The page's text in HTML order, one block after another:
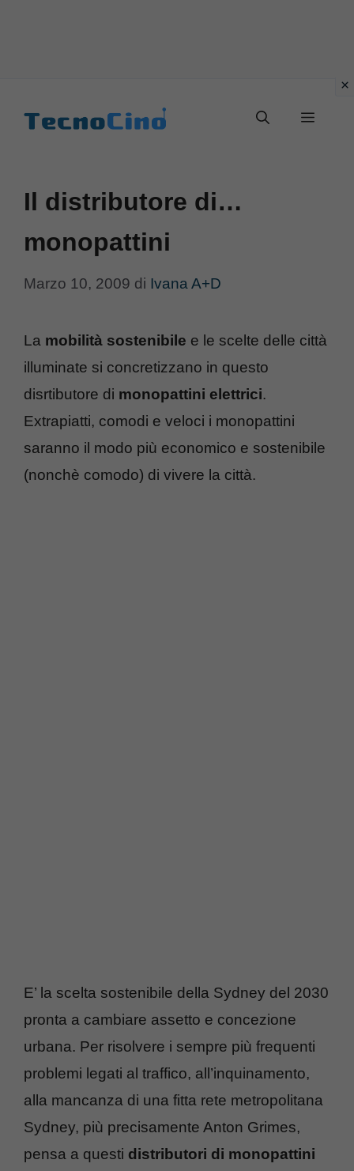
Menu
Il distributore di…
monopattini
Marzo 10, 2009 di Ivana A+D
La mobilità sostenibile e le scelte delle città
illuminate si concretizzano in questo
disrtibutore di monopattini elettrici.
Extrapiatti, comodi e veloci i monopattini
saranno il modo più economico e sostenibile
(nonchè comodo) di vivere la città.
E’ la scelta sostenibile della Sydney del 2030
pronta a cambiare assetto e concezione
urbana. Per risolvere i sempre più frequenti
problemi legati al traffico, all’inquinamento,
alla mancanza di una fitta rete metropolitana
Sydney, più precisamente Anton Grimes,
pensa a questi distributori di monopattini